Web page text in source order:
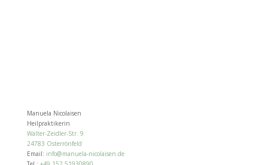
Manuela Nicolaisen
Heilpraktikerin
Walter-Zeidler-Str. 9
24783 Osterrönfeld
Email: info@manuela-nicolaisen.de